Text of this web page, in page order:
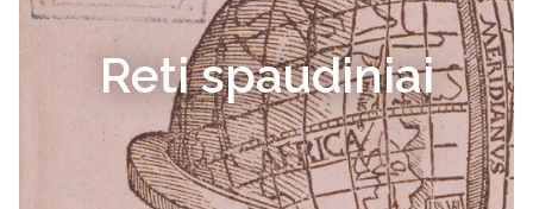
Reti spaudiniai